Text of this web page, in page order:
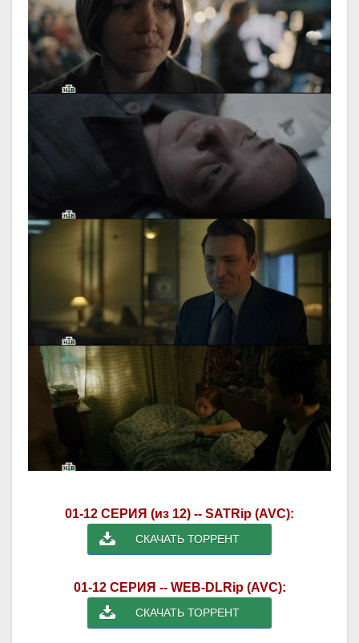
01-12 СЕРИЯ (из 12) -- SATRip (AVC):
СКАЧАТЬ ТОРРЕНТ
01-12 СЕРИЯ -- WEB-DLRip (AVC):
СКАЧАТЬ ТОРРЕНТ